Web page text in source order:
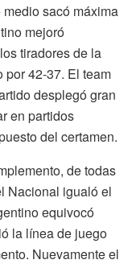
sacó máxima
mejoró
tiradores de la
por 42-37. El team
desplegó gran
en partidos
del certamen.
de todas
Nacional igualó el
equivocó
la línea de juego
Nuevamente el